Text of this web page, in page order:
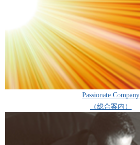
Passionate Company
（総合案内）